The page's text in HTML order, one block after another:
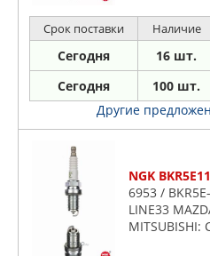
Срок поставки Наличие
Сегодня 16 шт.
Сегодня 100 шт.
Другие
NGK BKR5E11
6953 /
LINE33
MITSUBISHI: